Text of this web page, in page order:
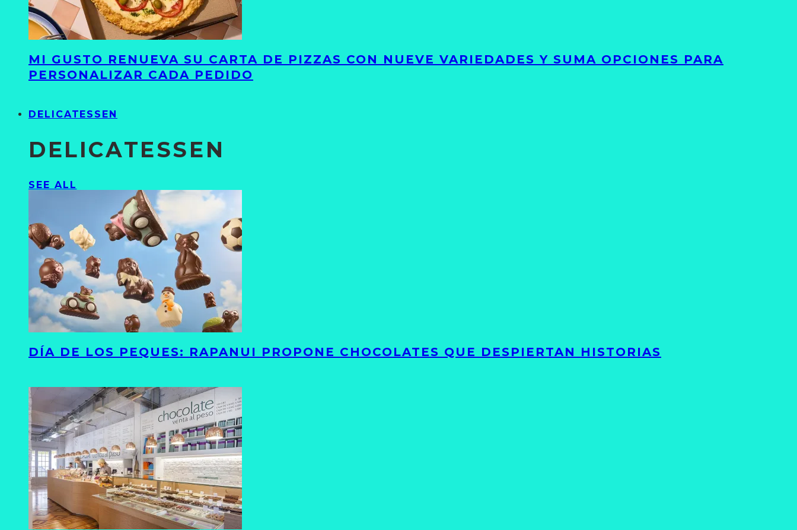
MI GUSTO RENUEVA SU CARTA DE PIZZAS CON NUEVE VARIEDADES Y SUMA OPCIONES PARA
PERSONALIZAR CADA PEDIDO
DELICATESSEN
DELICATESSEN
SEE ALL
DÍA DE LOS PEQUES: RAPANUI PROPONE CHOCOLATES QUE DESPIERTAN HISTORIAS